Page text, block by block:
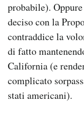
probabile).
deciso con la
contraddice la
di fatto
California (e
complicato
stati americani).